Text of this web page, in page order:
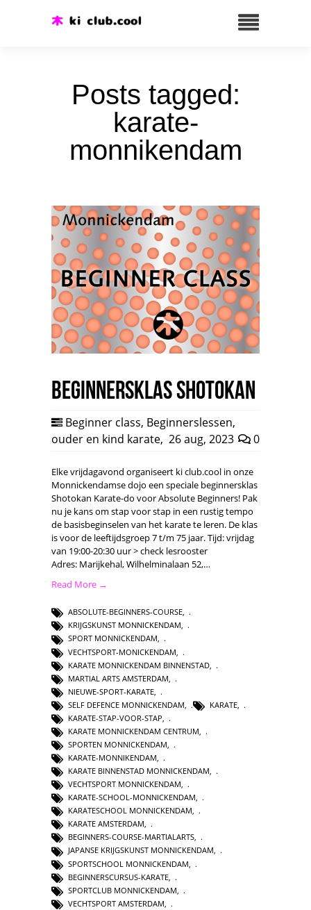
Posts tagged:
karate-
monnikendam
Beginnersklas Shotokan
Beginner class, Beginnerslessen,
ouder en kind karate, 26 aug, 2023 0
Elke vrijdagavond organiseert ki club.cool in onze
Monnickendamse dojo een speciale beginnersklas
Shotokan Karate-do voor Absolute Beginners! Pak
nu je kans om stap voor stap in een rustig tempo
de basisbeginselen van het karate te leren. De klas
is voor de leeftijdsgroep 7 t/m 75 jaar. Tijd: vrijdag
van 19:00-20:30 uur > check lesrooster
Adres: Marijkehal, Wilhelminalaan 52,…
Read More →
ABSOLUTE-BEGINNERS-COURSE,
KRIJGSKUNST MONNICKENDAM,
SPORT MONNICKENDAM,
VECHTSPORT-MONICKENDAM
KARATE MONNICKENDAM BINNENSTAD
MARTIAL ARTS AMSTERDAM
NIEUWE-SPORT-KARATE
SELF DEFENCE MONNICKENDAM
KARATE
KARATE-STAP-VOOR-STAP
KARATE MONNICKENDAM CENTRUM
SPORTEN MONNICKENDAM
KARATE-MONNIKENDAM,
KARATE BINNENSTAD MONNICKENDAM,
VECHTSPORT MONNICKENDAM,
KARATE-SCHOOL-MONNICKENDAM,
KARATESCHOOL MONNICKENDAM,
KARATE AMSTERDAM,
BEGINNERS-COURSE-MARTIALARTS,
JAPANSE KRIJGSKUNST MONNICKENDAM,
SPORTSCHOOL MONNICKENDAM
BEGINNERSCURSUS-KARATE
SPORTCLUB MONNICKENDAM
VECHTSPORT AMSTERDAM